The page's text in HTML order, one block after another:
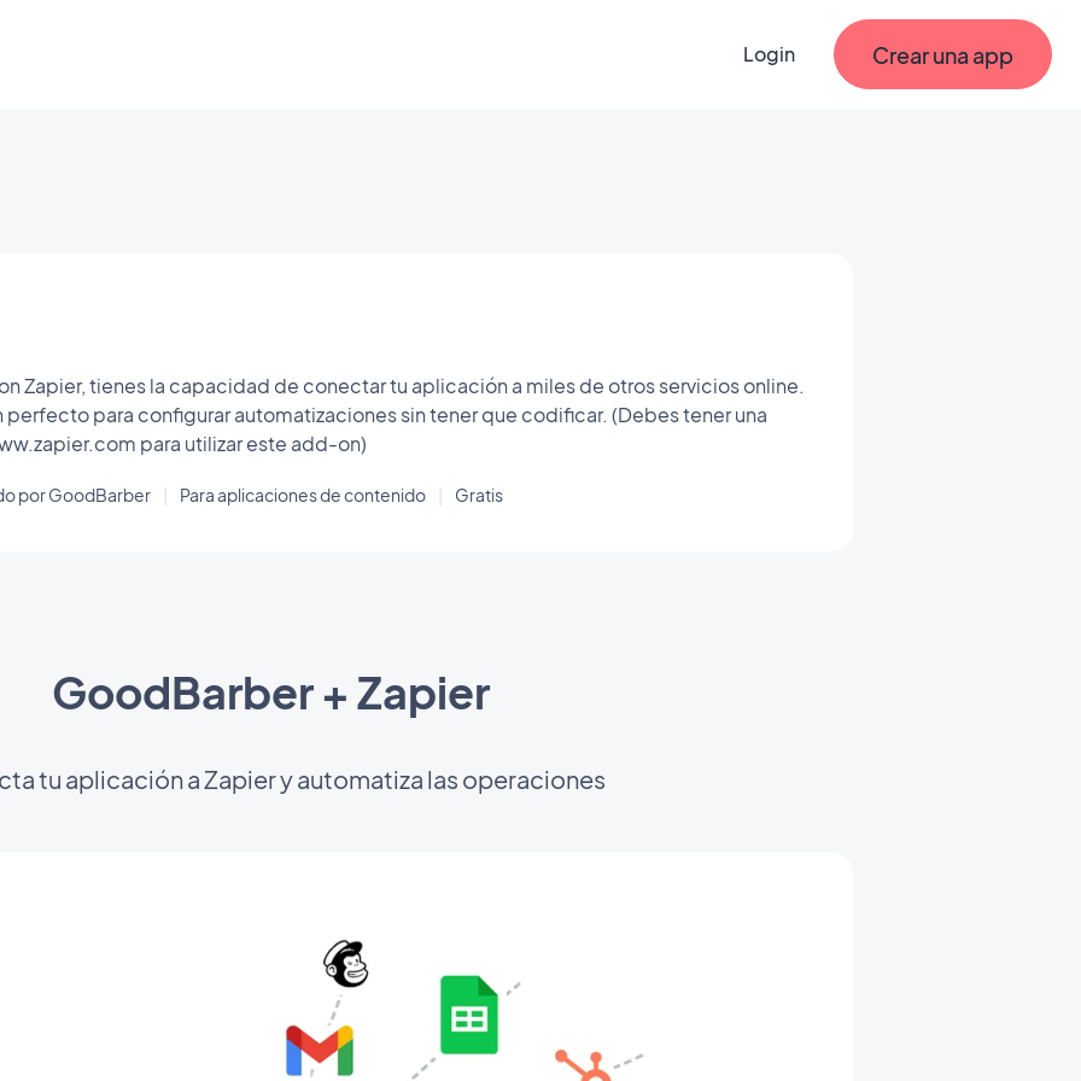
Login Crear una app
Zapier, tienes la capacidad de conectar tu aplicación a miles de otros servicios online.
perfecto para configurar automatizaciones sin tener que codificar. (Debes tener una
para utilizar este add-on)
por GoodBarber Para aplicaciones de contenido Gratis
GoodBarber + Zapier
tu aplicación a Zapier y automatiza las operaciones